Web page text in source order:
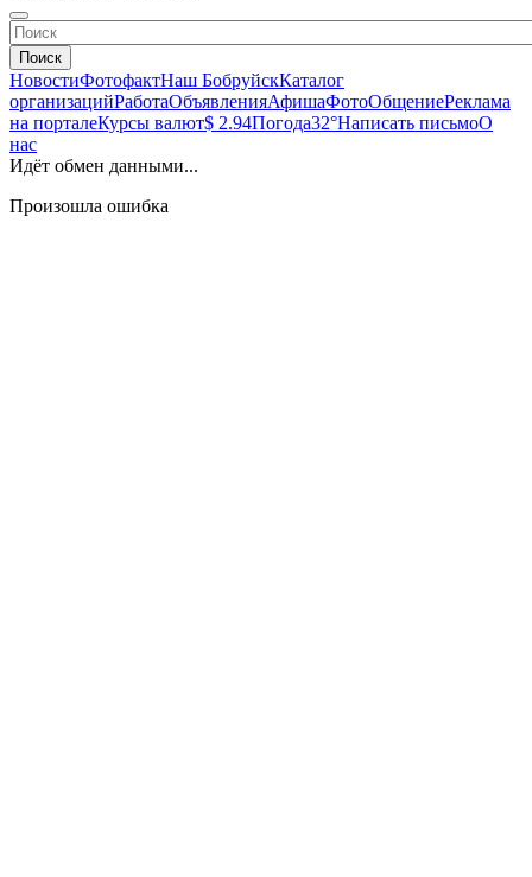
Поиск
НовостиФотофактНаш БобруйскКаталог
организацийРаботаОбъявленияАфишаФотоОбщениеРеклама
на порталеКурсы валют$ 2.94Погода32°Написать письмоО
нас
Идёт обмен данными...
Произошла ошибка